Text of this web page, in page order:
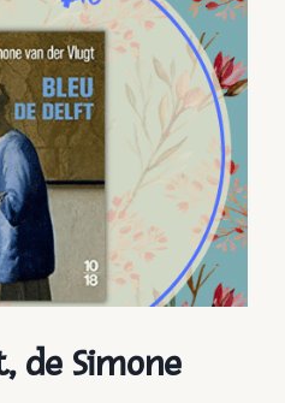
de Simone